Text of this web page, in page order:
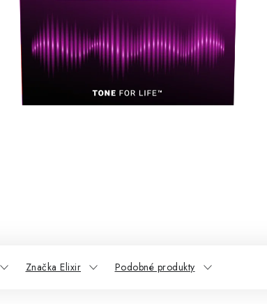
Značka Elixir Podobné produkty